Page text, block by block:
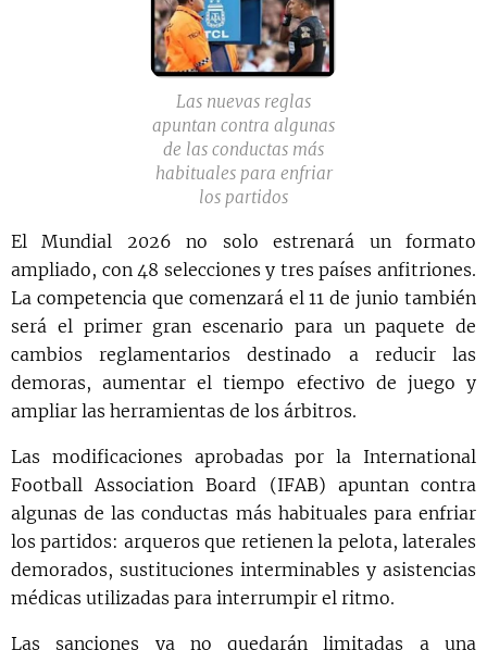
Las nuevas reglas
apuntan contra algunas
de las conductas más
habituales para enfriar
los partidos
El Mundial 2026 no solo estrenará un formato
ampliado, con 48 selecciones y tres países anfitriones.
La competencia que comenzará el 11 de junio también
será el primer gran escenario para un paquete de
cambios reglamentarios destinado a reducir las
demoras, aumentar el tiempo efectivo de juego y
ampliar las herramientas de los árbitros.
Las modificaciones aprobadas por la International
Football Association Board (IFAB) apuntan contra
algunas de las conductas más habituales para enfriar
los partidos: arqueros que retienen la pelota, laterales
demorados, sustituciones interminables y asistencias
médicas utilizadas para interrumpir el ritmo.
Las sanciones ya no quedarán limitadas a una